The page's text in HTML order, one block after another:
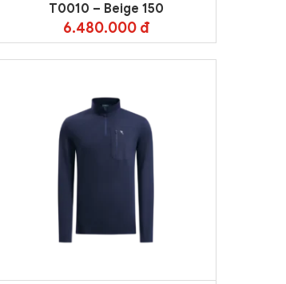
T0010 – Beige 150
6.480.000 đ